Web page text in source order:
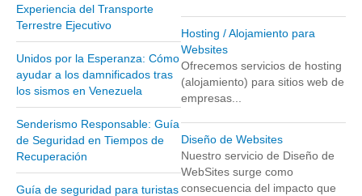
Parque Nacional Morrocoy
Parque Nacional Península de Paria
Parque Nacional Sierra Nevada
Parque Nacional Cinaruco-Capanaparo
Parque Nacional Parima-Tapirapeco
Parque Nacional Jaua-Sarisariñama
Ecoturismo en Venezuela
Montañas y Llanos
Experiencia del Transporte
Terrestre Ejecutivo
Unidos por la Esperanza: Cómo
ayudar a los damnificados tras
los sismos en Venezuela
Senderismo Responsable: Guía
de Seguridad en Tiempos de
Recuperación
Guía de seguridad para turistas
Hosting / Alojamiento para
Websites
Ofrecemos servicios de hosting
(alojamiento) para sitios web de
empresas...
Diseño de Websites
Nuestro servicio de Diseño de
WebSites surge como
consecuencia del impacto que